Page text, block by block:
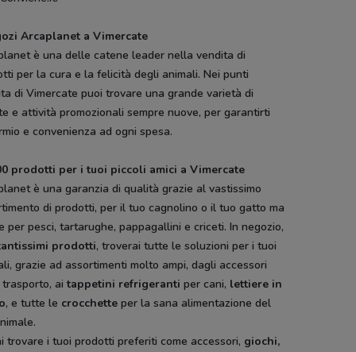
Euronics Medi-Market Toys Center
Arcaplanet a Vimercate
è una delle catene leader nella vendita di
per la cura e la felicità degli animali. Nei punti
di Vimercate puoi trovare una grande varietà di
e attività promozionali sempre nuove, per garantirti
e convenienza ad ogni spesa.
prodotti per i tuoi piccoli amici a Vimercate
è una garanzia di qualità grazie al vastissimo
di prodotti, per il tuo cagnolino o il tuo gatto ma
per pesci, tartarughe, pappagallini e criceti. In negozio,
prodotti, troverai tutte le soluzioni per i tuoi
grazie ad assortimenti molto ampi, dagli accessori
trasporto, aitappetini refrigeranti per cani, lettiere in
, e tutte le crocchette per la sana alimentazione del
trovare i tuoi prodotti preferiti come accessori, giochi,